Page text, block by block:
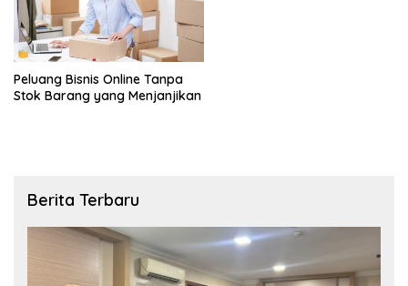
Peluang Bisnis Online Tanpa
Stok Barang yang Menjanjikan
Berita Terbaru